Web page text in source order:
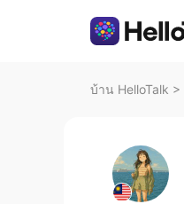
บ้าน HelloTalk >